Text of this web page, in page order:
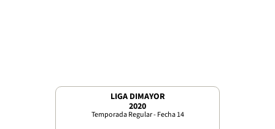
LIGA DIMAYOR
2020
Temporada Regular - Fecha 14